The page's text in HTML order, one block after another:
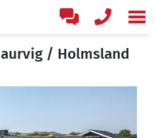
/ Holmsland